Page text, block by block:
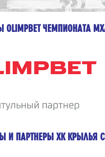
OLIMPBET ЧЕМПИОНАТА
И ПАРТНЕРЫ ХК КРЫЛЬЯ